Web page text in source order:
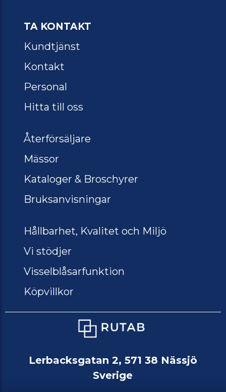
TA KONTAKT
Kundtjänst
Kontakt
Personal
Hitta till oss
Återförsäljare
Mässor
Kataloger & Broschyrer
Bruksanvisningar
Hållbarhet, Kvalitet och Miljö
Vi stödjer
Visselblåsarfunktion
Köpvillkor
Lerbacksgatan 2, 571 38 Nässjö
Sverige